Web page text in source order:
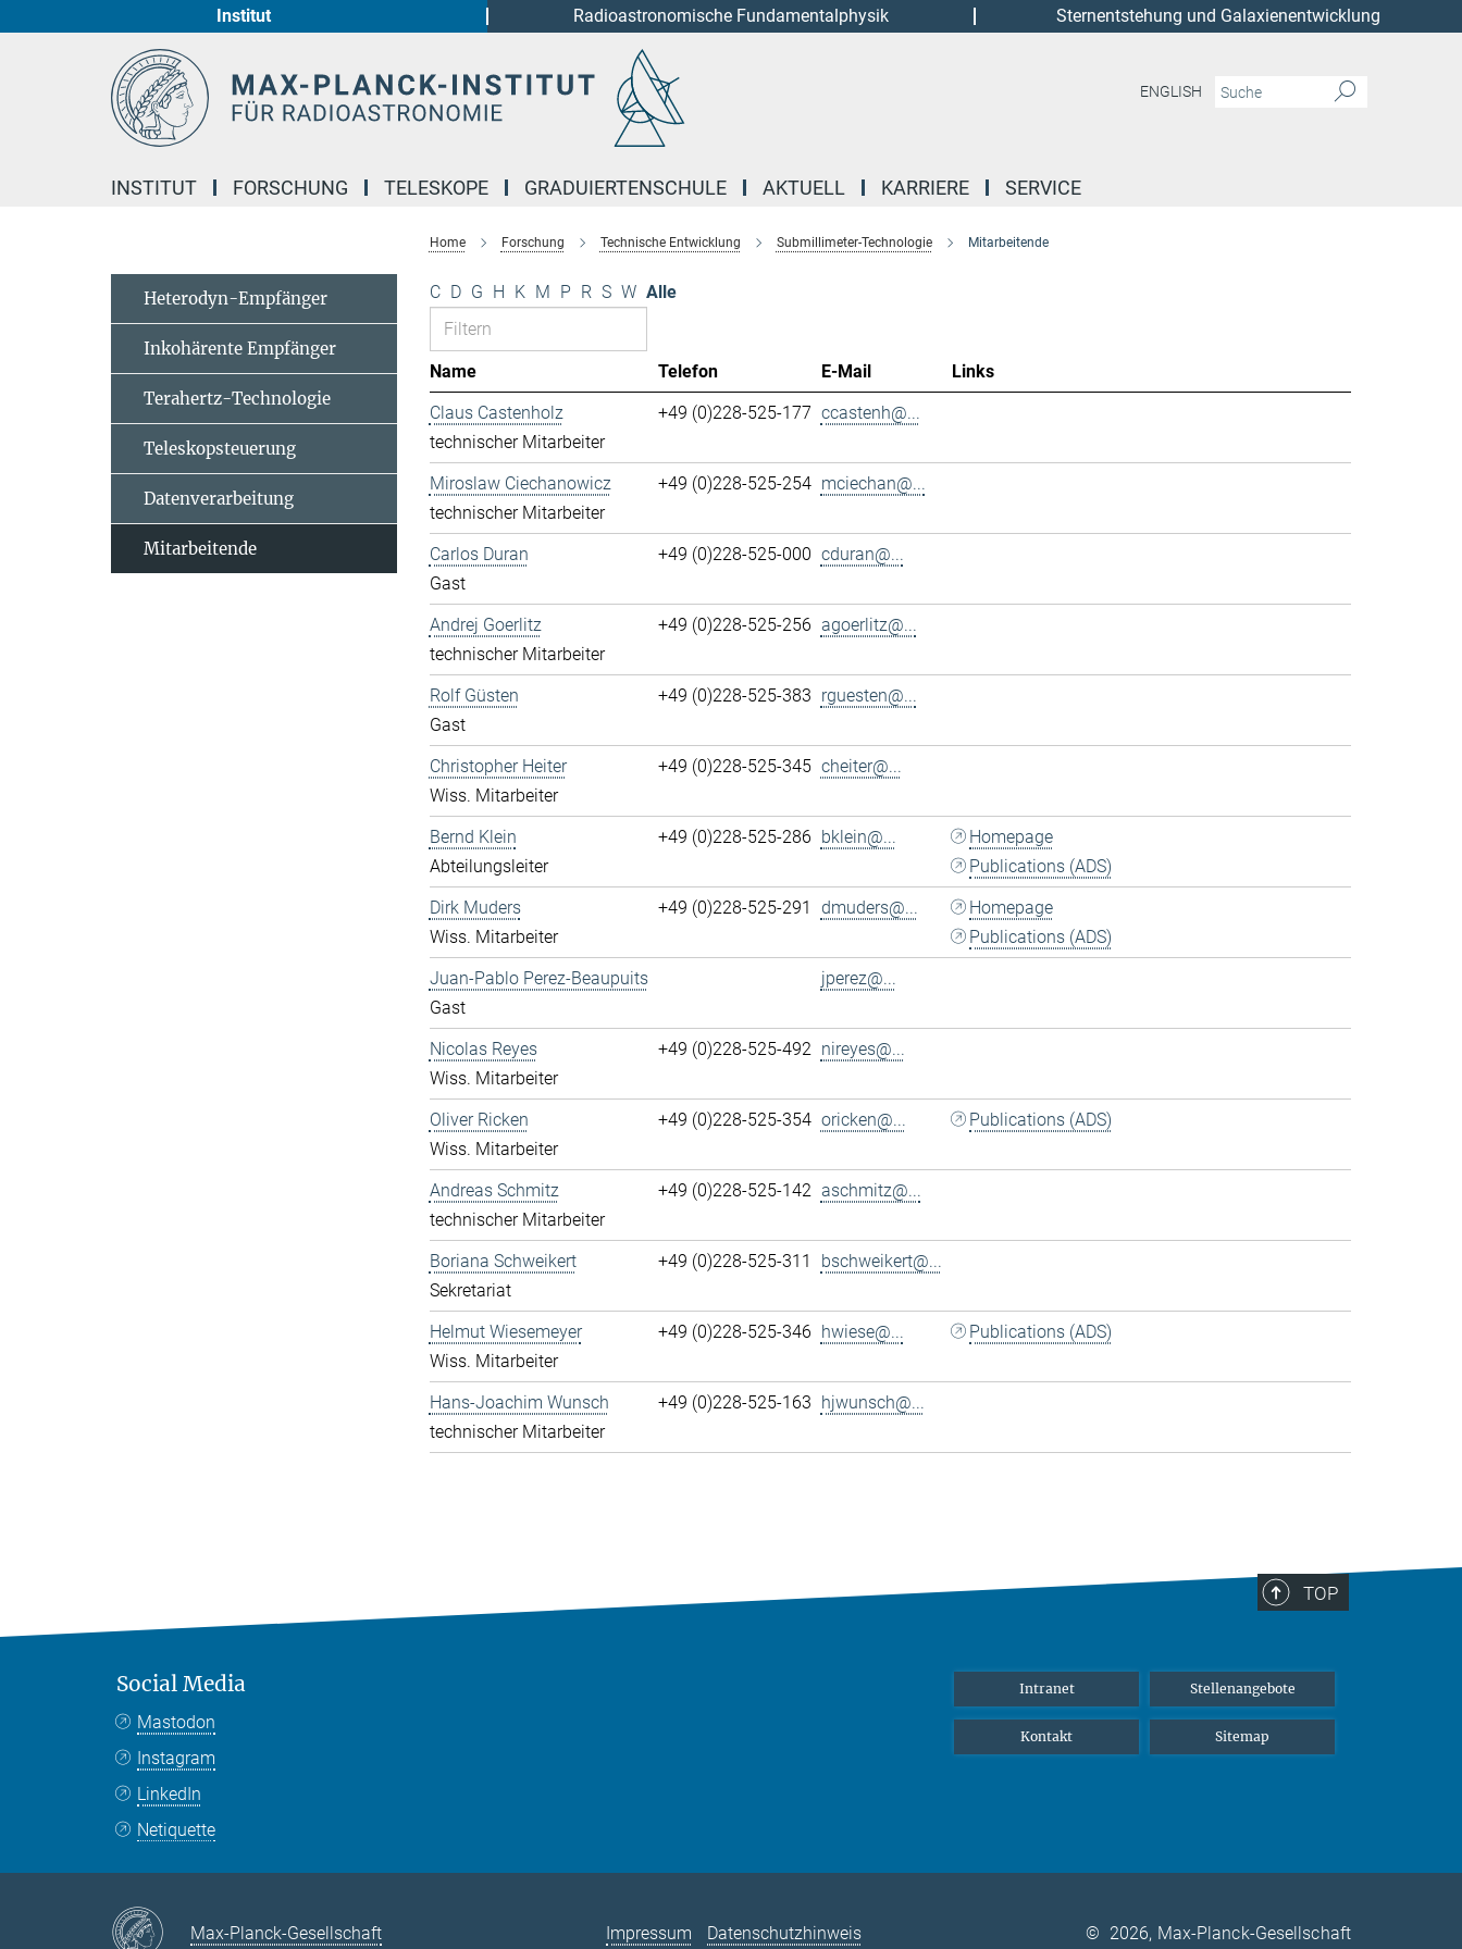
Institut Radioastronomische Fundamentalphysik Sternentstehung und Galaxienentwicklung
ENGLISH
INSTITUT FORSCHUNG TELESKOPE GRADUIERTENSCHULE AKTUELL KARRIERE SERVICE
Home Forschung Technische Entwicklung Submillimeter-Technologie Mitarbeitende
C D G H K M P R S W Alle
Name Telefon E-Mail
Links
Claus Castenholz
technischer Mitarbeiter
+49 (0)228-525-177 ccastenh@...
Miroslaw Ciechanowicz
technischer Mitarbeiter
+49 (0)228-525-254 mciechan@...
Carlos Duran
Gast
+49 (0)228-525-000 cduran@...
Andrej Goerlitz
technischer Mitarbeiter
+49 (0)228-525-256 agoerlitz@...
Rolf Güsten
Gast
+49 (0)228-525-383 rguesten@...
Christopher Heiter
Wiss. Mitarbeiter
+49 (0)228-525-345 cheiter@...
Bernd Klein
Abteilungsleiter
+49 (0)228-525-286 bklein@...
Homepage
Publications (ADS)
Dirk Muders
Wiss. Mitarbeiter
+49 (0)228-525-291 dmuders@...
Homepage
Publications (ADS)
Juan-Pablo Perez-Beaupuits
Gast
jperez@...
Nicolas Reyes
Wiss. Mitarbeiter
+49 (0)228-525-492 nireyes@...
Oliver Ricken
Wiss. Mitarbeiter
+49 (0)228-525-354 oricken@... Publications (ADS)
Andreas Schmitz
technischer Mitarbeiter
+49 (0)228-525-142 aschmitz@...
Boriana Schweikert
Sekretariat
+49 (0)228-525-311 bschweikert@...
Helmut Wiesemeyer
Wiss. Mitarbeiter
+49 (0)228-525-346 hwiese@... Publications (ADS)
Hans-Joachim Wunsch
technischer Mitarbeiter
+49 (0)228-525-163 hjwunsch@...
Heterodyn-Empfänger
Inkohärente Empfänger
Terahertz-Technologie
Teleskopsteuerung
Datenverarbeitung
Mitarbeitende
TOP
Social Media
Mastodon
Instagram
LinkedIn
Netiquette
Intranet Stellenangebote
Kontakt Sitemap
Max-Planck-Gesellschaft Impressum Datenschutzhinweis © 2026, Max-Planck-Gesellschaft